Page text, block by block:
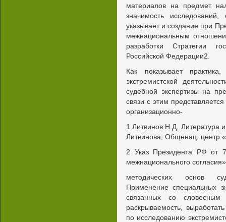
материалов на предмет
значимость
указывает и создание при
межнациональным
разработки Стратегии
Российской Федерации2.
Как показывает
экстремистской
судебной экспертизы на
связи с этим
организационно-
1 Литвинов Н.Д. Литература
Литвинова; Общенац. центр
2 Указ Президента РФ
межнационального
методических основ
Применение специальных
связанных со словесным
раскрываемость,
по исследованию